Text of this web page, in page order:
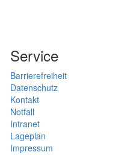
Service
Barrierefreiheit
Datenschutz
Kontakt
Notfall
Intranet
Lageplan
Impressum